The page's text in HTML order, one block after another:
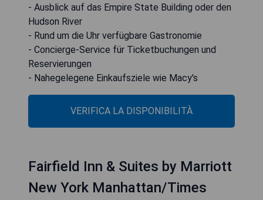
- Ausblick auf das Empire State Building oder den
Hudson River
- Rund um die Uhr verfügbare Gastronomie
- Concierge-Service für Ticketbuchungen und
Reservierungen
- Nahegelegene Einkaufsziele wie Macy's
VERIFICA LA DISPONIBILITÀ
Fairfield Inn & Suites by Marriott
New York Manhattan/Times